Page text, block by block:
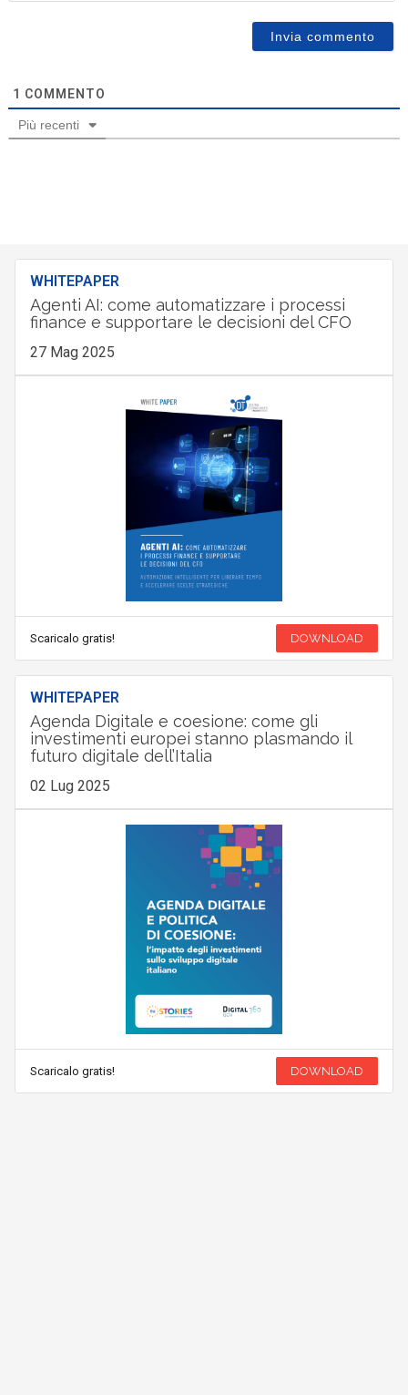
1 COMMENTO
Più recenti
WHITEPAPER
Agenti AI: come automatizzare i processi
finance e supportare le decisioni del CFO
27 Mag 2025
Scaricalo gratis! DOWNLOAD
WHITEPAPER
Agenda Digitale e coesione: come gli
investimenti europei stanno plasmando il
futuro digitale dell’Italia
02 Lug 2025
Scaricalo gratis! DOWNLOAD